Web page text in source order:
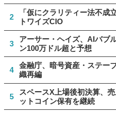
2
「仮にクラリティー法不成
トワイズCIO
3
アーサー・ヘイズ、AIバブ
ン100万ドル超と予想
4
金融庁、暗号資産・ステー
織再編
5
スペースX上場後初決算、
ットコイン保有を継続